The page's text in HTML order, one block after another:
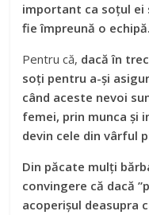
important ca soțul ei
fie împreună o echipă.
Pentru că, dacă în
soți pentru a-și
când aceste nevoi
femei, prin munca și
devin cele din vârful
Din păcate mulți
convingere că dacă
acoperișul deasupra